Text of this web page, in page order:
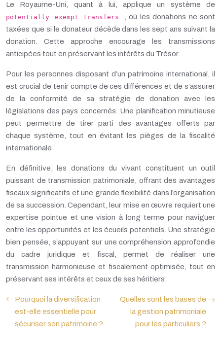
Le Royaume-Uni, quant à lui, applique un système de
potentially exempt transfers
, où les donations ne sont
taxées que si le donateur décède dans les sept ans suivant la
donation. Cette approche encourage les transmissions
anticipées tout en préservant les intérêts du Trésor.
Pour les personnes disposant d’un patrimoine international, il
est crucial de tenir compte de ces différences et de s’assurer
de la conformité de sa stratégie de donation avec les
législations des pays concernés. Une planification minutieuse
peut permettre de tirer parti des avantages offerts par
chaque système, tout en évitant les pièges de la fiscalité
internationale.
En définitive, les donations du vivant constituent un outil
puissant de transmission patrimoniale, offrant des avantages
fiscaux significatifs et une grande flexibilité dans l’organisation
de sa succession. Cependant, leur mise en œuvre requiert une
expertise pointue et une vision à long terme pour naviguer
entre les opportunités et les écueils potentiels. Une stratégie
bien pensée, s’appuyant sur une compréhension approfondie
du cadre juridique et fiscal, permet de réaliser une
transmission harmonieuse et fiscalement optimisée, tout en
préservant ses intérêts et ceux de ses héritiers.
Pourquoi la diversification
est-elle essentielle pour
sécuriser son patrimoine ?
Quelles sont les bases de
la gestion patrimoniale
pour les particuliers ?